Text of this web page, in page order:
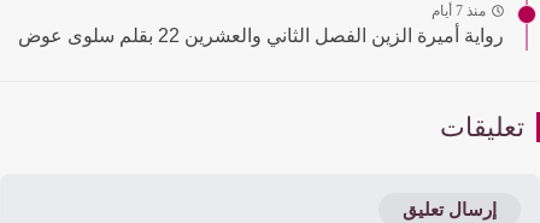
منذ 7 أيام
رواية أميرة الزين الفصل الثاني والعشرين 22 بقلم سلوى عوض
إرسال تعليق